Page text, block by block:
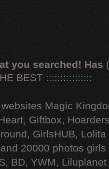
you searched! Has
BEST ::::::::::::::::
Magic
Giftbox,
GirlsHUB, Lolita
20000 photos
BD, YWM, Liluplanet